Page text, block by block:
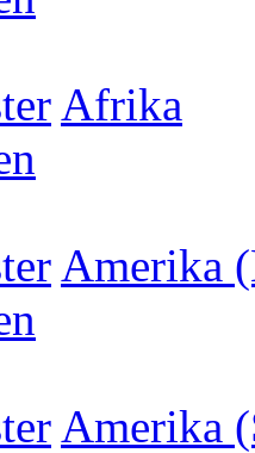
Afrika
Amerika
Amerika